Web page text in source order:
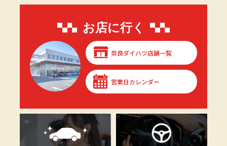
お店に行く
奈良ダイハツ店舗一覧
営業日カレンダー